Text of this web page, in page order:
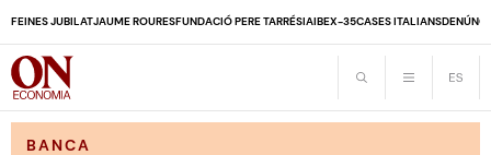
FEINES JUBILATJAUME ROURESFUNDACIÓ PERE TARRÉSIAIBEX-35CASES ITALIANS
BANCA